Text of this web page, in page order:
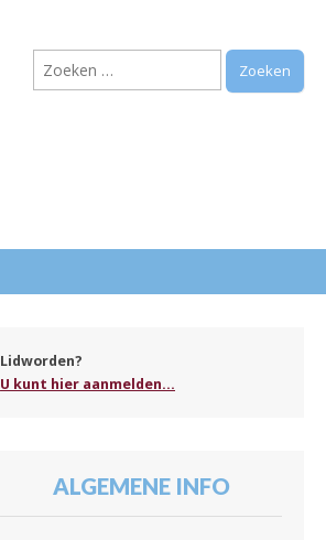
Zoeken
naar:
Lidworden?
U kunt hier aanmelden...
ALGEMENE INFO